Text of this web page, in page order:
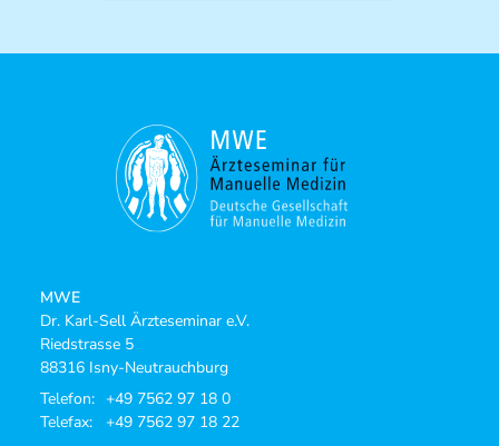
MWE
Dr. Karl-Sell Ärzteseminar e.V.
Riedstrasse 5
88316 Isny-Neutrauchburg
Telefon: +49 7562 97 18 0
Telefax:
+49 7562 97 18 22